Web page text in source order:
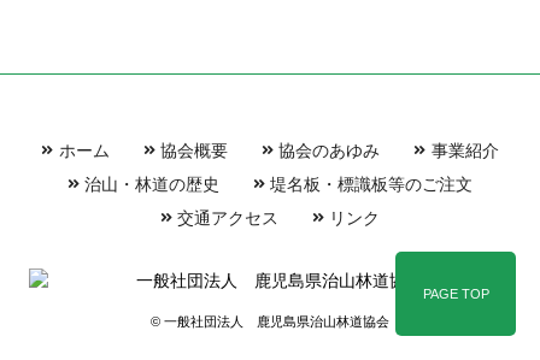
ホーム 協会概要 協会のあゆみ
事業紹介
治山・林道の歴史
堤名板・標識板等のご注文
交通アクセス
リンク
© 一般社団法人 鹿児島県治山林道協会
PAGE TOP